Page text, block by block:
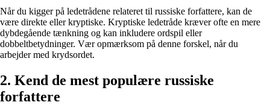
Når du kigger på ledetrådene relateret til russiske forfattere, kan de
være direkte eller kryptiske. Kryptiske ledetråde kræver ofte en mere
dybdegående tænkning og kan inkludere ordspil eller
dobbeltbetydninger. Vær opmærksom på denne forskel, når du
arbejder med krydsordet.
2. Kend de mest populære russiske
forfattere